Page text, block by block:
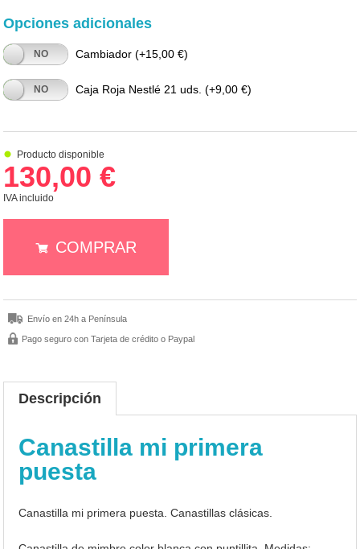
Opciones adicionales
NO Cambiador (+15,00 €)
NO Caja Roja Nestlé 21 uds. (+9,00 €)
Producto disponible
130,00 €
IVA incluido
COMPRAR
Envío en 24h a Península
Pago seguro con Tarjeta de crédito o Paypal
Descripción
Canastilla mi primera
puesta
Canastilla mi primera puesta. Canastillas clásicas.